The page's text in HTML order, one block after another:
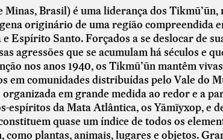
Brasil) é uma liderança dos Tikmũ’ũn,
originário de uma região compreendida
Espírito Santo. Forçados a se deslocar de
agressões que se acumulam há séculos e
nos anos 1940, os Tikmũ’ũn mantêm
em comunidades distribuídas pelo Vale do
em grande medida ao redor e a
espíritos da Mata Atlântica, os Yãmĩyxop, e
quase um índice de todos os
como plantas, animais, lugares e objetos.